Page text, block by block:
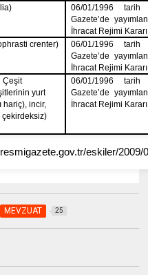
) 06/01/1996 tarih
Gazete’de
İhracat Rejimi Kararı
crenter) 06/01/1996 tarih
Gazete’de
İhracat Rejimi Kararı
Çeşit
yurt
hariç), incir,
çekirdeksiz)
06/01/1996 tarih
Gazete’de
İhracat Rejimi Kararı
eskiler/2009/
MEVZUAT 25